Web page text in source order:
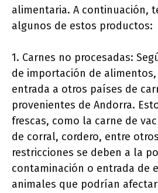
alimentaria. A continuación,
algunos de estos productos:
1. Carnes no procesadas:
de importación de
entrada a otros países de
provenientes de Andorra.
frescas, como la carne de
de corral, cordero, entre
restricciones se deben a la
contaminación o entrada de
animales que podrían